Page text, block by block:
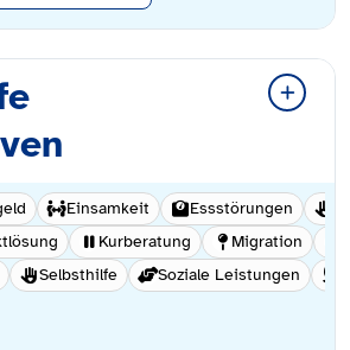
Einsamkeit Essstörungen
Kurberatung Migration
Selbsthilfe Soziale Leistungen